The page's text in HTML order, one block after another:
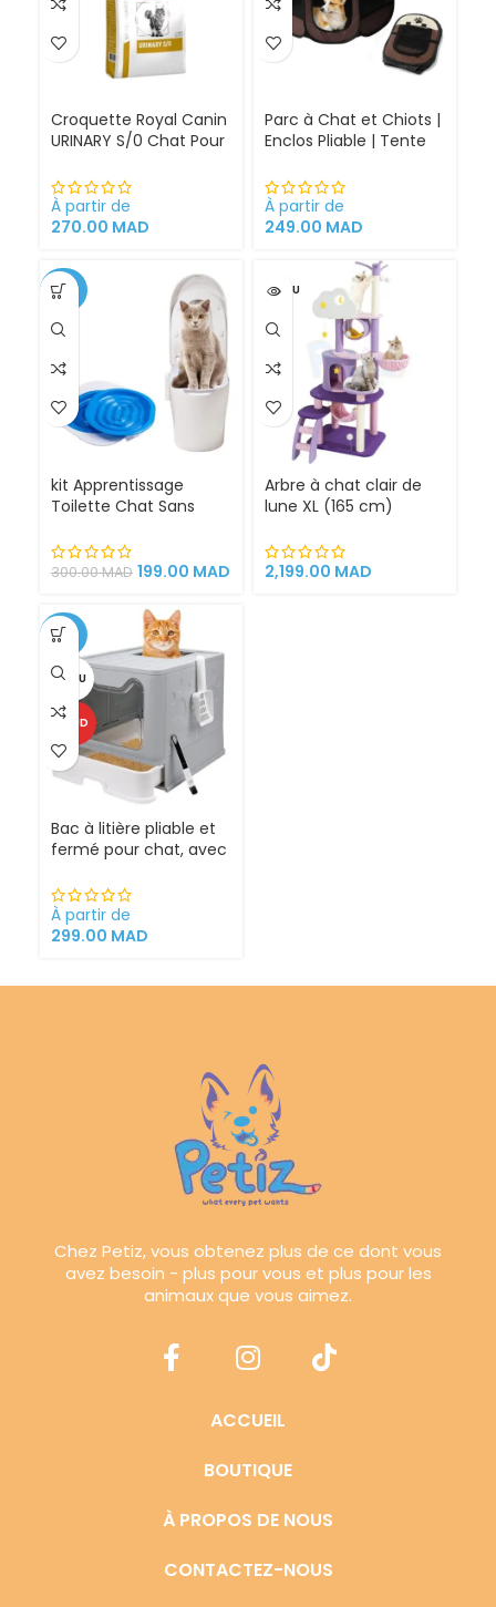
Croquette Royal Canin
URINARY S/0 Chat Pour
Cystite régime
médicalisé
À partir de
270.00 MAD
Parc à Chat et Chiots |
Enclos Pliable | Tente
et extérieur
À partir de
249.00 MAD
-34%
kit Apprentissage
Toilette Chat Sans
300.00MAD 199.00 MAD
VENDU
Arbre à chat clair de
lune XL (165 cm)
chat griffoirs
2,199.00 MAD
-25%
VENDU
CHAUD
Bac à litière pliable et
fermé pour chat, avec
À partir de
299.00 MAD
Chez Petiz, vous obtenez plus de ce dont vous
avez besoin - plus pour vous et plus pour les
animaux que vous aimez.
ACCUEIL
BOUTIQUE
À PROPOS DE NOUS
CONTACTEZ-NOUS